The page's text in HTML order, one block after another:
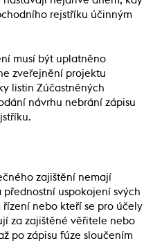
rejstříku účinným
musí být uplatněno
zveřejnění projektu
listin Zúčastněných
návrhu nebrání zápisu
zajištění nemají
uspokojení svých
nebo kteří se pro účely
za zajištěné věřitele nebo
po zápisu fúze sloučením